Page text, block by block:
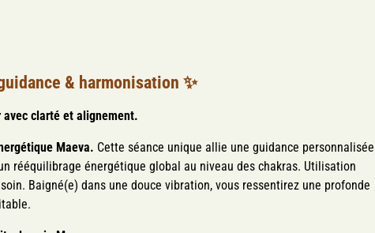
& harmonisation ✨
avec clarté et alignement.
Maeva. Cette séance unique allie une guidance personnalisée
rééquilibrage énergétique global au niveau des chakras. Utilisation
Baigné(e) dans une douce vibration, vous ressentirez une profonde